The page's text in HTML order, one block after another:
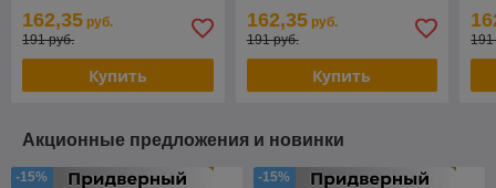
162,35 руб.
191 руб.
Купить
162,35руб.
191 руб.
Купить
191
Акционные предложения и новинки
-15% -15%